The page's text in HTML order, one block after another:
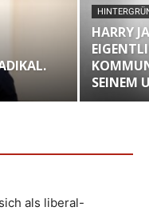
HARRY
SEINEM
als liberal-